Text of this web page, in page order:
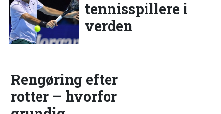
tennisspillere i
verden
Rengøring efter
rotter – hvorfor